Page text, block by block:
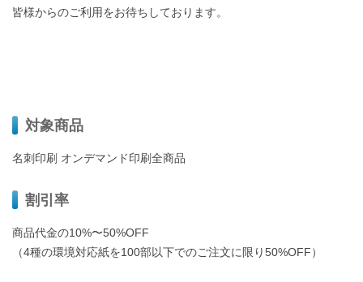
皆様からのご利用をお待ちしております。
対象商品
名刺印刷 オンデマンド印刷全商品
割引率
商品代金の10%〜50%OFF
（4種の環境対応紙を100部以下でのご注文に限り50%OFF）